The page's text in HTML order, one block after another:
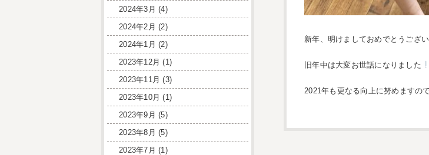
新年、明けましておめでとうござい
旧年中は大変お世話になりました
2021年も更なる向上に努めますの
2024年3月 (4)
2024年2月 (2)
2024年1月 (2)
2023年12月 (1)
2023年11月 (3)
2023年10月 (1)
2023年9月 (5)
2023年8月 (5)
2023年7月 (1)